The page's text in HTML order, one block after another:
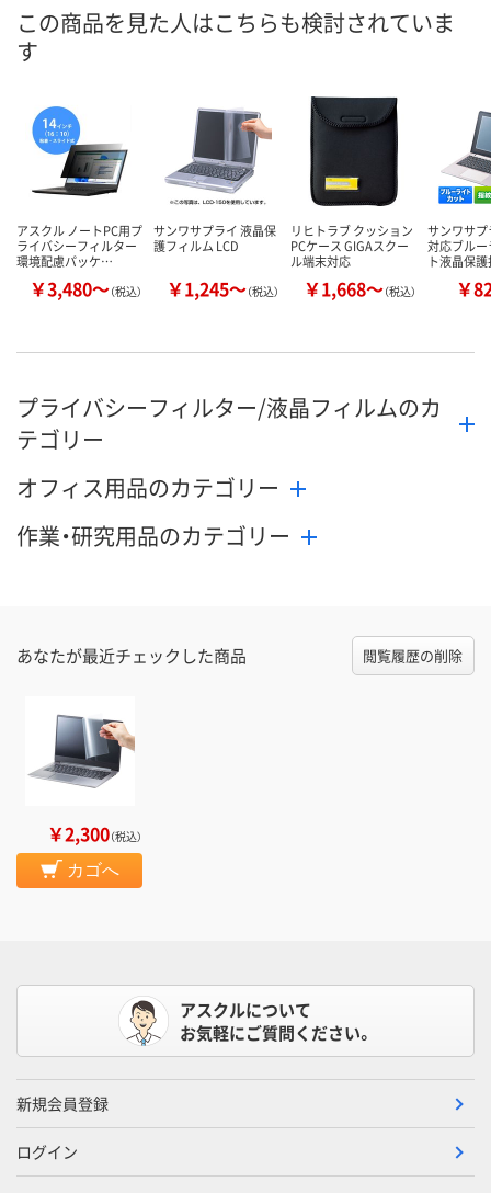
この商品を見た人はこちらも検討されていま
す
アスクル ノートPC用プ
ライバシーフィルター
環境配慮パッケ…
￥3,480～（税込）
サンワサプライ 液晶保
護フィルム LCD
￥1,245～（税込）
リヒトラブ クッション
PCケース GIGAスクー
ル端末対応
￥1,668～（税込）
サンワサ
対応ブル
ト液晶保
￥
プライバシーフィルター/液晶フィルムのカ
テゴリー
オフィス用品のカテゴリー
作業・研究用品のカテゴリー
あなたが最近チェックした商品 閲覧履歴の削除
￥2,300（税込）
カゴへ
アスクルについて
お気軽にご質問ください。
新規会員登録
ログイン